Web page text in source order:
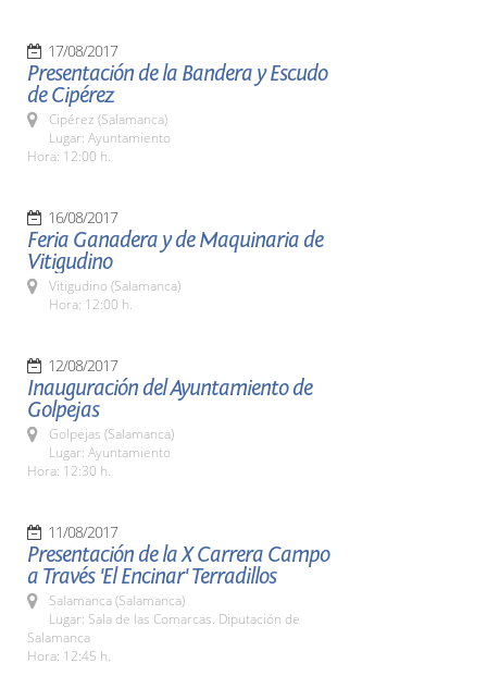
17/08/2017
Presentación de la Bandera y Escudo
de Cipérez
Cipérez (Salamanca)
Lugar: Ayuntamiento
Hora: 12:00 h.
16/08/2017
Feria Ganadera y de Maquinaria de
Vitigudino
Vitigudino (Salamanca)
Hora: 12:00 h.
12/08/2017
Inauguración del Ayuntamiento de
Golpejas
Golpejas (Salamanca)
Lugar: Ayuntamiento
Hora: 12:30 h.
11/08/2017
Presentación de la X Carrera Campo
a Través 'El Encinar' Terradillos
Salamanca (Salamanca)
Lugar: Sala de las Comarcas. Diputación de
Salamanca
Hora: 12:45 h.